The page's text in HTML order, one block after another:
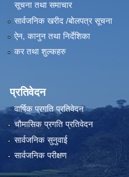
सूचना तथा समाचार
सार्वजनिक खरीद /बोलपत्र सूचना
ऐन, कानुन तथा निर्देशिका
कर तथा शुल्कहरु
प्रतिवेदन
वार्षिक प्रगति प्रतिवेदन
चौमासिक प्रगति प्रतिवेदन
सार्वजनिक सुनुवाई
सार्वजनिक परीक्षण